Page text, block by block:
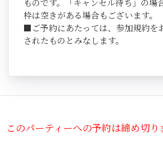
ものです。「キャンセル待ち」の場
枠は空きがある場合もございます。
■ご予約にあたっては、参加規約を
されたものとみなします。
このパーティーへの予約は締め切り